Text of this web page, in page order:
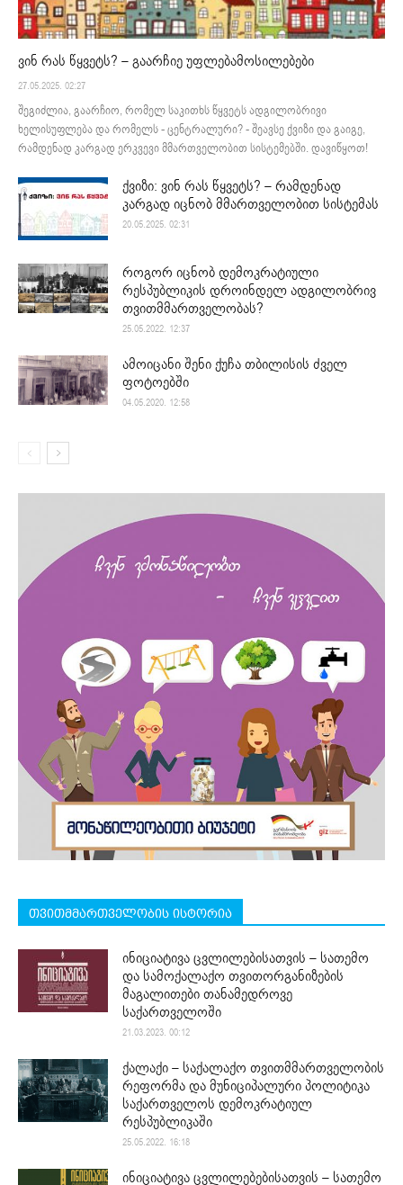
ვინ რას წყვეტს? – გაარჩიე უფლებამოსილებები
27.05.2025. 02:27
შეგიძლია, გაარჩიო, რომელ საკითხს წყვეტს ადგილობრივი
ხელისუფლება და რომელს - ცენტრალური? - შეავსე ქვიზი და გაიგე,
რამდენად კარგად ერკვევი მმართველობით სისტემებში. დავიწყოთ!
ქვიზი: ვინ რას წყვეტს? – რამდენად
კარგად იცნობ მმართველობით სისტემას
20.05.2025. 02:31
როგორ იცნობ დემოკრატიული
რესპუბლიკის დროინდელ ადგილობრივ
თვითმმართველობას?
25.05.2022. 12:37
ამოიცანი შენი ქუჩა თბილისის ძველ
ფოტოებში
04.05.2020. 12:58
თვითმმართველობის ისტორია
ინიციატივა ცვლილებისათვის – სათემო
და სამოქალაქო თვითორგანიზების
მაგალითები თანამედროვე
საქართველოში
21.03.2023. 00:12
ქალაქი – საქალაქო თვითმმართველობის
რეფორმა და მუნიციპალური პოლიტიკა
საქართველოს დემოკრატიულ
რესპუბლიკაში
25.05.2022. 16:18
ინიციატივა ცვლილებებისათვის – სათემო